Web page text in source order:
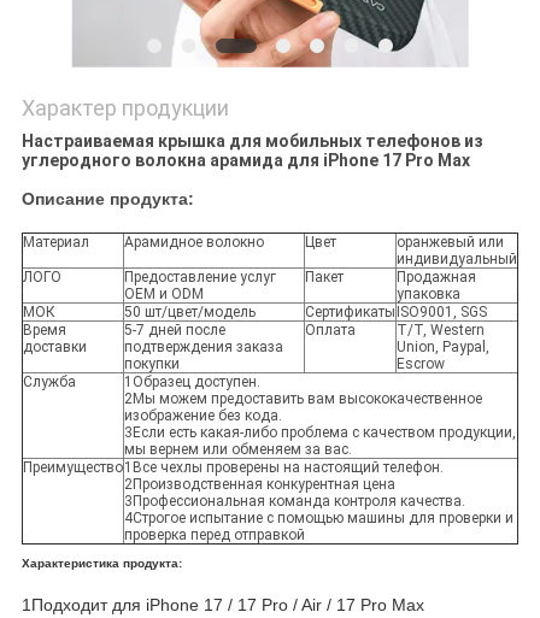
Характер продукции
Настраиваемая крышка для мобильных телефонов из
углеродного волокна арамида для iPhone 17 Pro Max
Описание продукта:
Материал Арамидное волокно Цвет
оранжевый или
индивидуальный
ЛОГО
Предоставление услуг
OEM и ODM
Пакет
Продажная
упаковка
МОК
50 шт/цвет/модель Сертификаты ISO9001, SGS
Время
доставки
5-7 дней после
подтверждения заказа
покупки
Оплата
T/T, Western
Union, Paypal,
Escrow
Служба
1Образец доступен.
2Мы можем предоставить вам высококачественное
изображение без кода.
3Если есть какая-либо проблема с качеством продукции,
мы вернем или обменяем за вас.
Преимущество1Все чехлы проверены на настоящий телефон.
2Производственная конкурентная цена
3Профессиональная команда контроля качества.
4Строгое испытание с помощью машины для проверки и
проверка перед отправкой
Характеристика продукта:
1Подходит для iPhone 17 / 17 Pro / Air / 17 Pro Max